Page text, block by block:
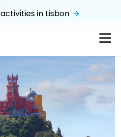
$
activities in Lisbon